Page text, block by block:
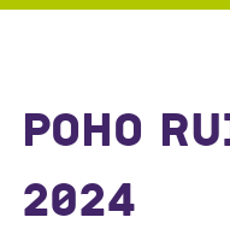
POHO
2024